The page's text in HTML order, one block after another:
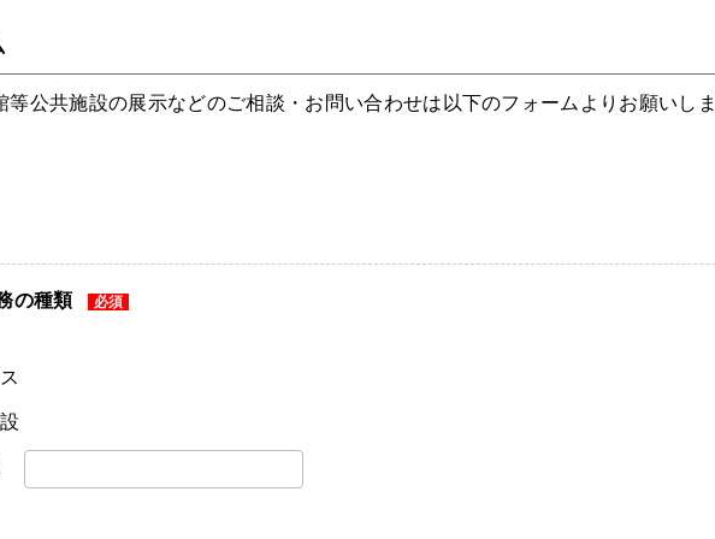
等公共施設の展示などのご相談・お問い合わせは以下のフォームよりお願いし
の種類 必須